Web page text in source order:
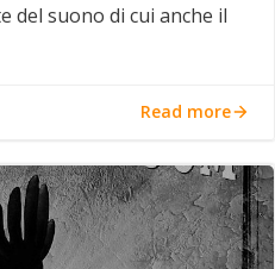
del suono di cui anche il
Read more